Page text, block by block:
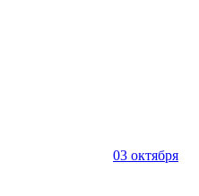
03 октября